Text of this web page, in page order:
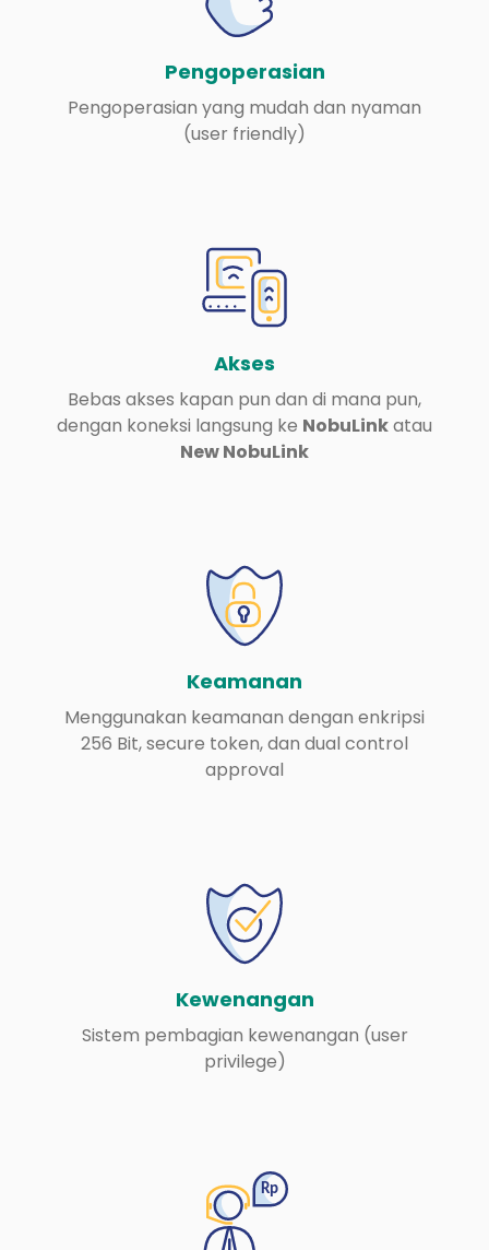
Pengoperasian
Pengoperasian yang mudah dan nyaman
(user friendly)
Akses
Bebas akses kapan pun dan di mana pun,
dengan koneksi langsung ke NobuLinkatau
New NobuLink
Keamanan
Menggunakan keamanan dengan enkripsi
256 Bit, secure token, dan dual control
approval
Kewenangan
Sistem pembagian kewenangan (user
privilege)